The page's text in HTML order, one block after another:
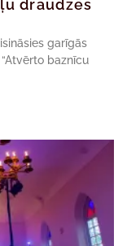
draudzēs
garīgās
baznīcu